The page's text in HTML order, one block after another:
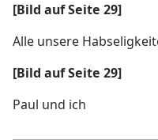
[Bild auf Seite 29]
Alle unsere
[Bild auf Seite 29]
Paul und ich